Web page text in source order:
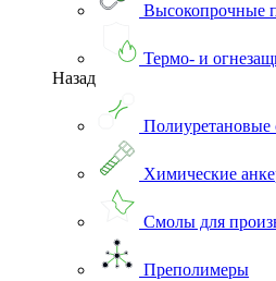
Высокопрочные
Термо- и
Назад
Полиуретановые
Химические
Смолы для
Преполимеры